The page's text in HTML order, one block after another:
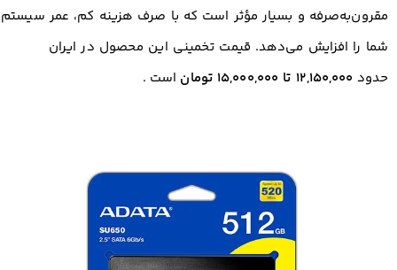
مقرون‌به‌صرفه و بسیار مؤثر است که با صرف هزینه کم، عمر سیستم
شما را افزایش می‌دهد. قیمت تخمینی این محصول در ایران
حدود ۱۲,۱۵۰,۰۰۰ تا ۱۵,۰۰۰,۰۰۰ تومان است .